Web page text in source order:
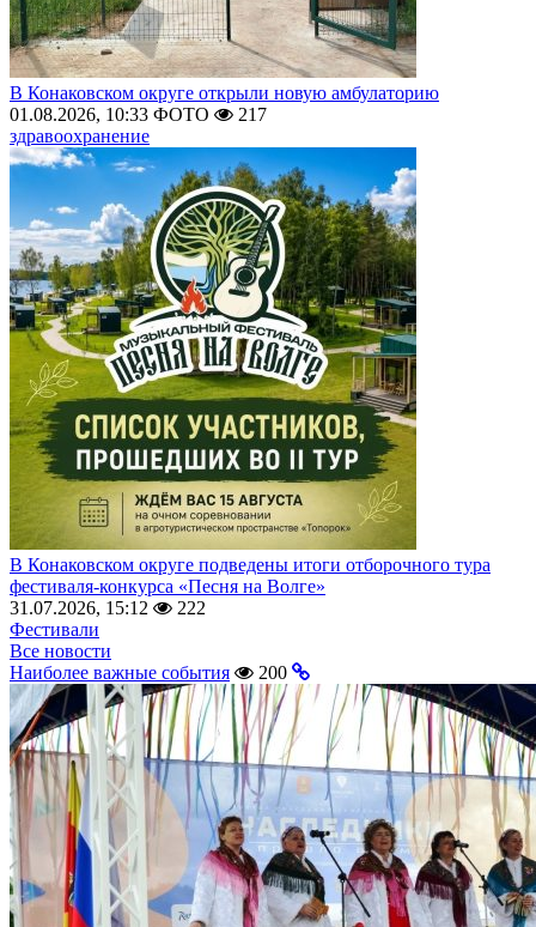
В Конаковском округе открыли новую амбулаторию
01.08.2026, 10:33 ФОТО
217
здравоохранение
В Конаковском округе подведены итоги отборочного тура
фестиваля-конкурса «Песня на Волге»
31.07.2026, 15:12
222
Фестивали
Все новости
Наиболее важные события
200